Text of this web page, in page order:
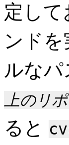
定し
ンド
ルな
上のリ
ると